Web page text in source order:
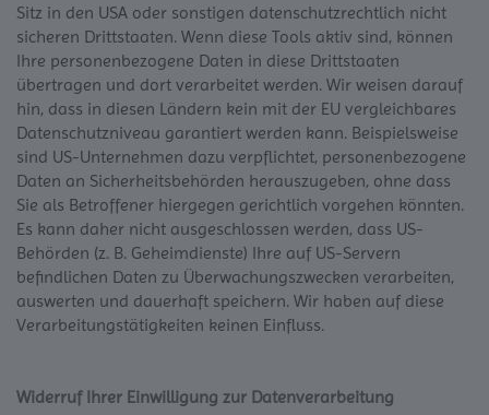
Sitz in den USA oder sonstigen datenschutzrechtlich nicht
sicheren Drittstaaten. Wenn diese Tools aktiv sind, können
Ihre personenbezogene Daten in diese Drittstaaten
übertragen und dort verarbeitet werden. Wir weisen darauf
hin, dass in diesen Ländern kein mit der EU vergleichbares
Datenschutzniveau garantiert werden kann. Beispielsweise
sind US-Unternehmen dazu verpflichtet, personenbezogene
Daten an Sicherheitsbehörden herauszugeben, ohne dass
Sie als Betroffener hiergegen gerichtlich vorgehen könnten.
Es kann daher nicht ausgeschlossen werden, dass US-
Behörden (z. B. Geheimdienste) Ihre auf US-Servern
befindlichen Daten zu Überwachungszwecken verarbeiten,
auswerten und dauerhaft speichern. Wir haben auf diese
Verarbeitungstätigkeiten keinen Einfluss.
Widerruf Ihrer Einwilligung zur Datenverarbeitung